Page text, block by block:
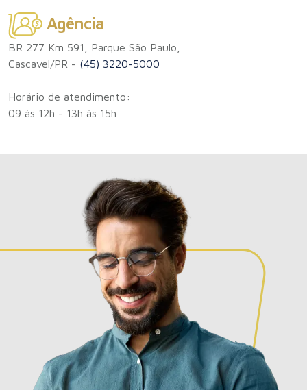
Agência
BR 277 Km 591, Parque São Paulo,
Cascavel/PR - (45) 3220-5000
Horário de atendimento:
09 às 12h - 13h às 15h